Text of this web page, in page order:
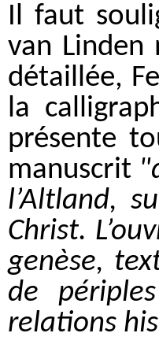
Il faut
van
détaillée,
la
présente
manuscrit
l’Altland,
Christ.
genèse,
de
relations